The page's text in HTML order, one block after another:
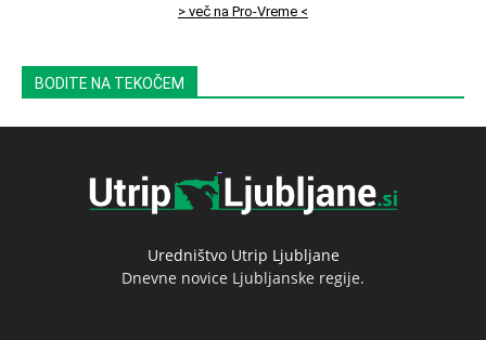
> več na Pro-Vreme <
BODITE NA TEKOČEM
Uredništvo Utrip Ljubljane
Dnevne novice Ljubljanske regije.